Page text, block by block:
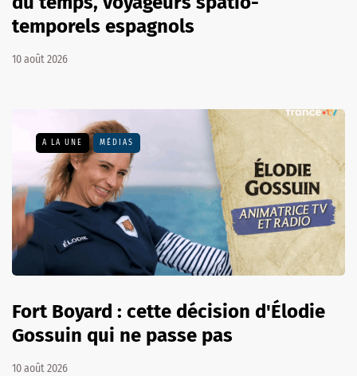
temporels espagnols
10 août 2026
A LA UNE MÉDIAS
Fort Boyard : cette décision d'Élodie
Gossuin qui ne passe pas
10 août 2026